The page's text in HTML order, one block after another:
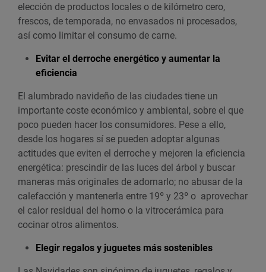
elección de productos locales o de kilómetro cero,
frescos, de temporada, no envasados ni procesados,
así como limitar el consumo de carne.
Evitar el derroche energético y aumentar la
eficiencia
El alumbrado navideño de las ciudades tiene un
importante coste económico y ambiental, sobre el que
poco pueden hacer los consumidores. Pese a ello,
desde los hogares sí se pueden adoptar algunas
actitudes que eviten el derroche y mejoren la eficiencia
energética: prescindir de las luces del árbol y buscar
maneras más originales de adornarlo; no abusar de la
calefacción y mantenerla entre 19º y 23º o aprovechar
el calor residual del horno o la vitrocerámica para
cocinar otros alimentos.
Elegir regalos y juguetes más sostenibles